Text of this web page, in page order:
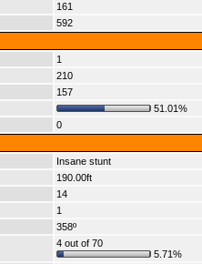
161
592
1
210
157
51.01%
0
Insane stunt
190.00ft
14
1
358º
4 out of 70
5.71%